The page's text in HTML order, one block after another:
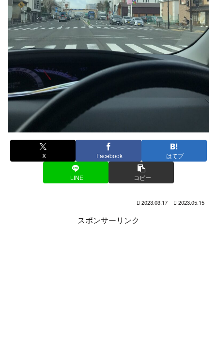
X Facebook はてブ
LINE コピー
2023.03.17 2023.05.15
スポンサーリンク